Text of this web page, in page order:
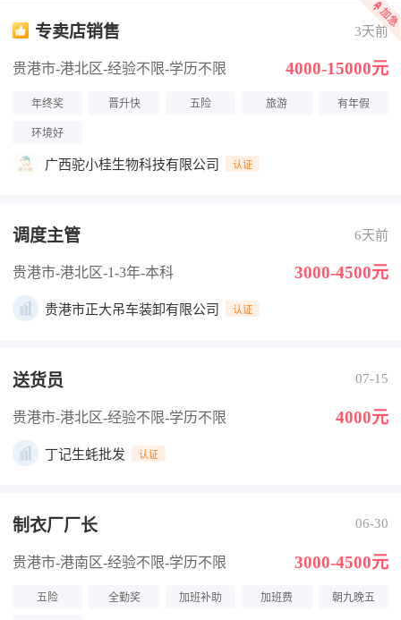
专卖店销售 3天前
贵港市-港北区-经验不限-学历不限 4000-15000元
年终奖 晋升快 五险 旅游 有年假
环境好
广西驼小桂生物科技有限公司 认证
调度主管 6天前
贵港市-港北区-1-3年-本科 3000-4500元
贵港市正大吊车装卸有限公司 认证
送货员 07-15
贵港市-港北区-经验不限-学历不限 4000元
丁记生蚝批发 认证
制衣厂厂长 06-30
贵港市-港南区-经验不限-学历不限 3000-4500元
五险 全勤奖 加班补助 加班费 朝九晚五